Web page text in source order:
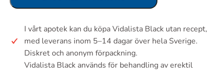
I vårt apotek kan du köpa Vidalista Black utan recept,
med leverans inom 5–14 dagar över hela Sverige.
Diskret och anonym förpackning.
Vidalista Black används för behandling av erektil